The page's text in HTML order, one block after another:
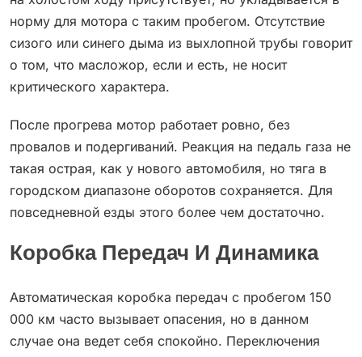
норму для мотора с таким пробегом. Отсутствие
сизого или синего дыма из выхлопной трубы говорит
о том, что масложор, если и есть, не носит
критического характера.
После прогрева мотор работает ровно, без
провалов и подергиваний. Реакция на педаль газа не
такая острая, как у нового автомобиля, но тяга в
городском диапазоне оборотов сохраняется. Для
повседневной езды этого более чем достаточно.
Коробка Передач И Динамика
Автоматическая коробка передач с пробегом 150
000 км часто вызывает опасения, но в данном
случае она ведет себя спокойно. Переключения